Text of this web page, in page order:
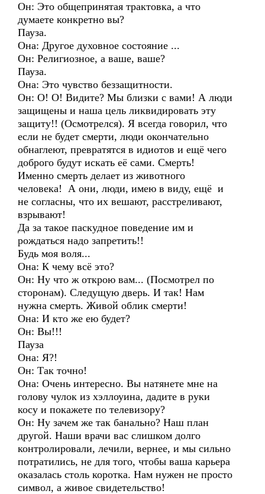
Он: Это общепринятая трактовка, а что
думаете конкретно вы?
Пауза.
Она: Другое духовное состояние ...
Он: Религиозное, а ваше, ваше?
Пауза.
Она: Это чувство беззащитности.
Он: О! О! Видите? Мы близки с вами! А люди
защищены и наша цель ликвидировать эту
защиту!! (Осмотрелся). Я всегда говорил, что
если не будет смерти, люди окончательно
обнаглеют, превратятся в идиотов и ещё чего
доброго будут искать её сами. Смерть!
Именно смерть делает из животного
человека! А они, люди, имею в виду, ещё и
не согласны, что их вешают, расстреливают,
взрывают!
Да за такое паскудное поведение им и
рождаться надо запретить!!
Будь моя воля...
Она: К чему всё это?
Он: Ну что ж открою вам... (Посмотрел по
сторонам). Следущую дверь. И так! Нам
нужна смерть. Живой облик смерти!
Она: И кто же ею будет?
Он: Вы!!!
Пауза
Она: Я?!
Он: Так точно!
Она: Очень интересно. Вы натянете мне на
голову чулок из хэллоуина, дадите в руки
косу и покажете по телевизору?
Он: Ну зачем же так банально? Наш план
другой. Наши врачи вас слишком долго
контролировали, лечили, вернее, и мы сильно
потратились, не для того, чтобы ваша карьера
оказалась столь коротка. Нам нужен не просто
символ, а живое свидетельство!